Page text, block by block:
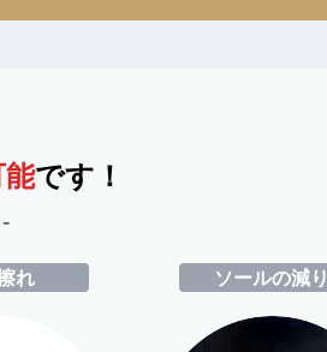
です！
-
れ ソールの減り